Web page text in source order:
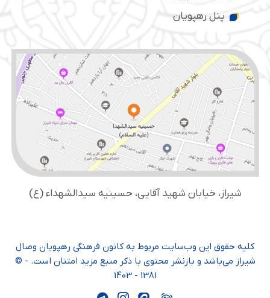
پنل رهپویان
شیراز، خیابان شهید آقایی، حسینیه سید‌الشهداء (ع)
کلیه حقوق این وب‌سایت مربوط به کانون فرهنگی رهپویان وصال
شیراز می‌باشد و بازنشر محتوی با ذکر منبع مزید امتنان است. - ©
1381 - 1403